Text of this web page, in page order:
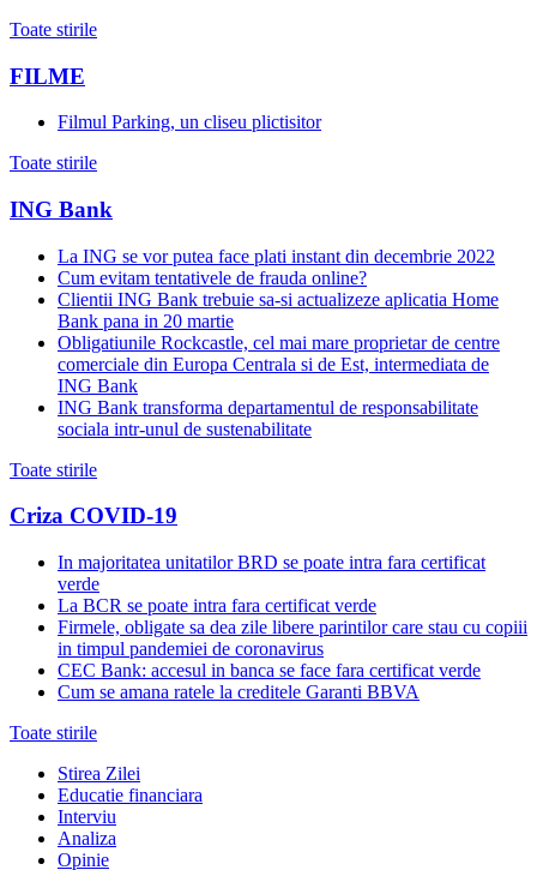
Toate stirile
FILME
Filmul Parking, un cliseu plictisitor
Toate stirile
ING Bank
La ING se vor putea face plati instant din decembrie 2022
Cum evitam tentativele de frauda online?
Clientii ING Bank trebuie sa-si actualizeze aplicatia Home
Bank pana in 20 martie
Obligatiunile Rockcastle, cel mai mare proprietar de centre
comerciale din Europa Centrala si de Est, intermediata de
ING Bank
ING Bank transforma departamentul de responsabilitate
sociala intr-unul de sustenabilitate
Toate stirile
Criza COVID-19
In majoritatea unitatilor BRD se poate intra fara certificat
verde
La BCR se poate intra fara certificat verde
Firmele, obligate sa dea zile libere parintilor care stau cu copiii
in timpul pandemiei de coronavirus
CEC Bank: accesul in banca se face fara certificat verde
Cum se amana ratele la creditele Garanti BBVA
Toate stirile
Stirea Zilei
Educatie financiara
Interviu
Analiza
Opinie